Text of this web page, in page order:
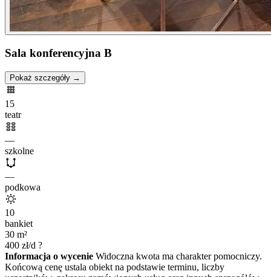
Sala konferencyjna B
Pokaż szczegóły →
15
teatr
—
szkolne
—
podkowa
10
bankiet
30 m²
400 zł/d ?
Informacja o wycenie Widoczna kwota ma charakter pomocniczy.
Końcową cenę ustala obiekt na podstawie terminu, liczby